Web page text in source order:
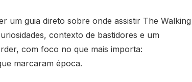
um guia direto sobre onde assistir The Walking
contexto de bastidores e um
com foco no que mais importa:
marcaram época.